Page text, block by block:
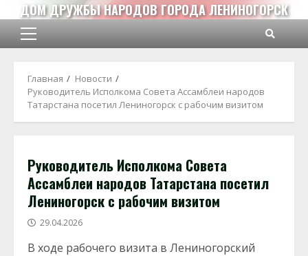
Перейти
к
содержимому
ДОМ ДРУЖБЫ НАРОДОВ ГОРОДА ЛЕНИНОГОРСК
Основное
Главная
Новости
Руководитель Исполкома Совета Ассамблеи народов
Татарстана посетил Лениногорск с рабочим визитом
Руководитель Исполкома Совета
Ассамблеи народов Татарстана посетил
Лениногорск с рабочим визитом
29.04.2026
В ходе рабочего визита в Лениногорский